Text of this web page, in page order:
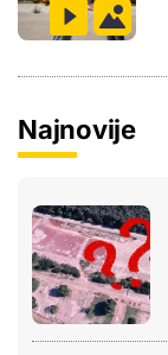
Najnovije